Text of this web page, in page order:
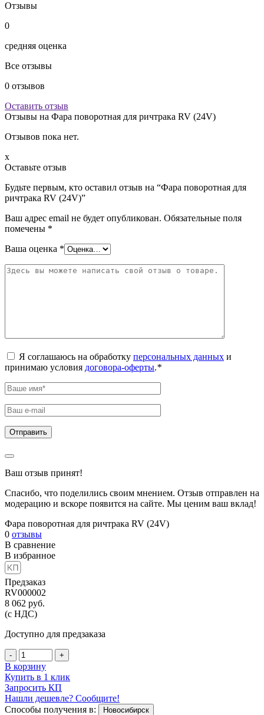
Отзывы
0
средняя оценка
Все отзывы
0 отзывов
Оставить отзыв
Отзывы на Фара поворотная для ричтрака RV (24V)
Отзывов пока нет.
x
Оставьте отзыв
Будьте первым, кто оставил отзыв на “Фара поворотная для
ричтрака RV (24V)”
Ваш адрес email не будет опубликован. Обязательные поля
помечены *
Ваша оценка *
Я соглашаюсь на обработку персональных данных и
принимаю условия договора-оферты.*
Ваш отзыв принят!
Спасибо, что поделились своим мнением. Отзыв отправлен на
модерацию и вскоре появится на сайте. Мы ценим ваш вклад!
Фара поворотная для ричтрака RV (24V)
0 отзывы
В сравнение
В избранное
Предзаказ
RV000002
8 062 руб.
(с НДС)
Доступно для предзаказа
- +
В корзину
Купить в 1 клик
Запросить КП
Нашли дешевле? Сообщите!
Способы получения в:
Новосибирск